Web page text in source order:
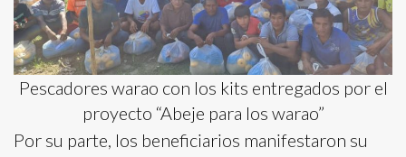
Pescadores warao con los kits entregados por el
proyecto “Abeje para los warao”
Por su parte, los beneficiarios manifestaron su